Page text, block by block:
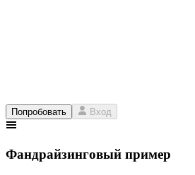
Попробовать Вход
Фандрайзинговый пример